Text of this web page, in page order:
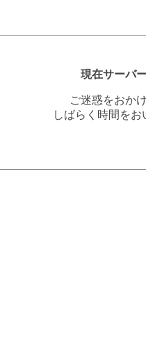
現在サーバ
ご迷惑をおか
しばらく時間を